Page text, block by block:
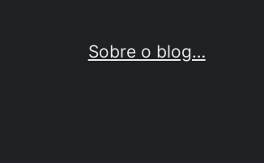
Sobre o blog…